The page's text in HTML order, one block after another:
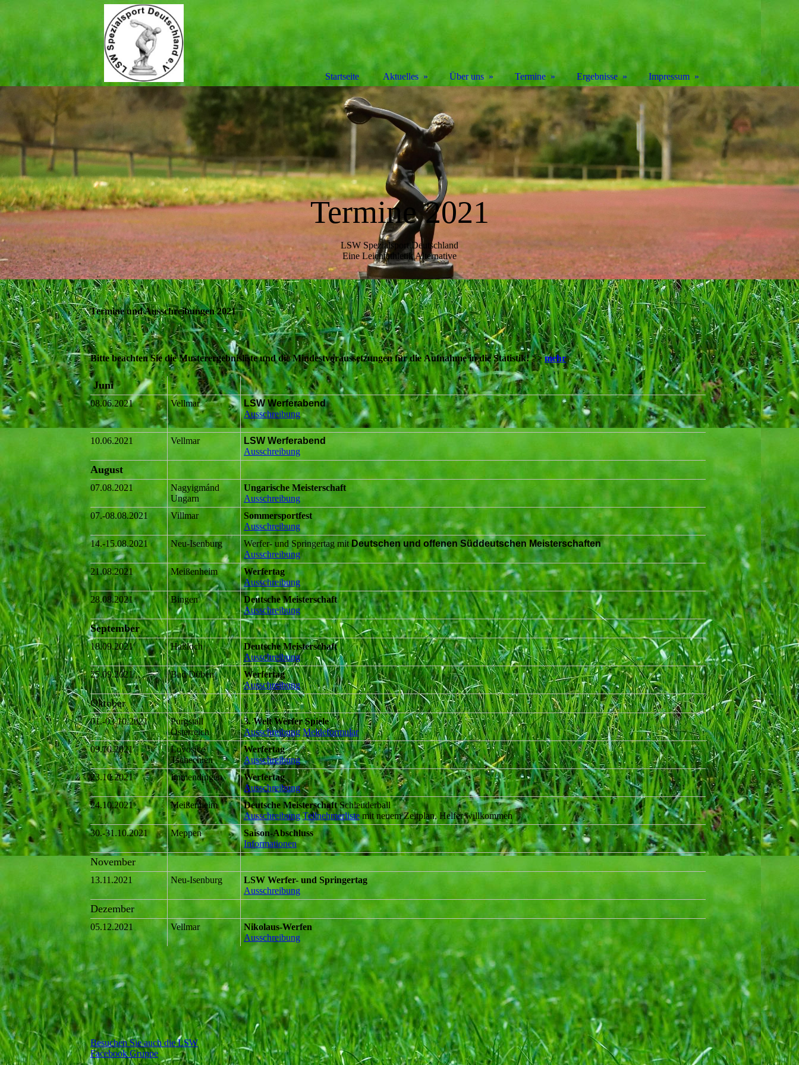
Termine 2021
LSW Spezialsport Deutschland
Eine Leichtathletik Alternative
Termine und Ausschreibungen 2021
Bitte beachten Sie dieMusterergebnislisteund dieMindestvoraussetzungenfür die Aufnahme in die Statistik! >>mehr
Juni
08.06.2021 Vellmar
LSW Werferabend
Ausschreibung
10.06.2021 Vellmar
LSW Werferabend
Ausschreibung
August
07.08.2021
Nagyigmánd
Ungarn
Ungarische Meisterschaft
Ausschreibung
07.-08.08.2021
Villmar
Sommersportfest
Ausschreibung
14.-15.08.2021
Neu-Isenburg Werfer- und Springertag mitDeutschen und offenen Süddeutschen Meisterschaften
Ausschreibung
21.08.2021
Meißenheim
Werfertag
Ausschreibung
28.08.2021
Bingen
Deutsche Meisterschaft
Ausschreibung
September
18.09.2021 Haßloch
Deutsche Meisterschaft
Ausschreibung
25.09.2021
Bad Düben
Werfertag
Ausschreibung
Oktober
01.-03.10.2021
Purgstall
Österreich
3. Welt Werfer Spiele
Ausschreibung Meldeformular
09.10.2021
Lovosice
Tschechien
Werfertag
Ausschreibung
23.10.2021
Immendingen
Werfertag
Ausschreibung
24.10.2021
Meißenheim Deutsche MeisterschaftSchleuderball
Ausschreibung Teilnehmerlistemit neuem Zeitplan, Helfer willkommen
30.-31.10.2021
Meppen
Saison-Abschluss
Informationen
November
13.11.2021 Neu-Isenburg
LSW Werfer- und Springertag
Ausschreibung
Dezember
05.12.2021 Vellmar
Nikolaus-Werfen
Ausschreibung
Besuchen Sie auch die LSW
Facebook Gruppe
Startseite Aktuelles Über uns Termine Ergebnisse Impressum